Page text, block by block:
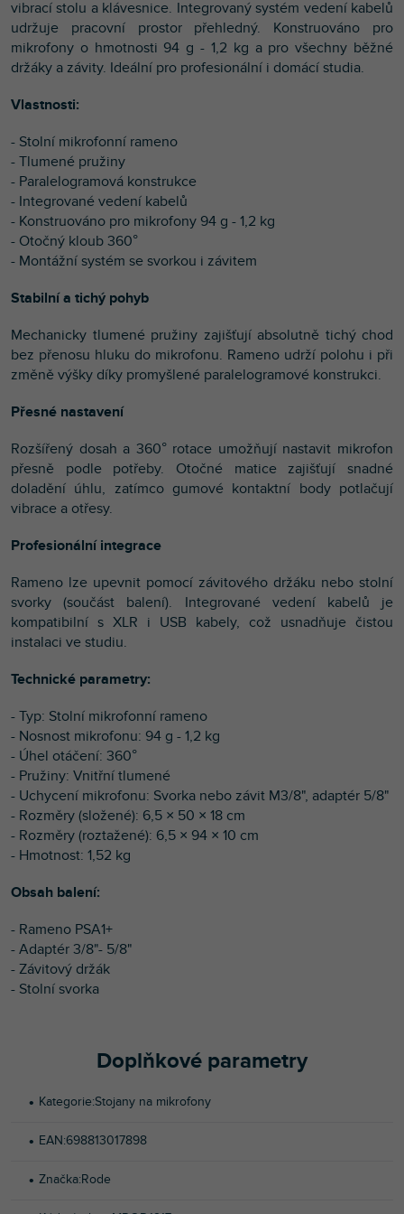
vibrací stolu a klávesnice. Integrovaný systém vedení kabelů
udržuje pracovní prostor přehledný. Konstruováno pro
mikrofony o hmotnosti 94 g - 1,2 kg a pro všechny běžné
držáky a závity. Ideální pro profesionální i domácí studia.
Vlastnosti:
- Stolní mikrofonní rameno
- Tlumené pružiny
- Paralelogramová konstrukce
- Integrované vedení kabelů
- Konstruováno pro mikrofony 94 g - 1,2 kg
- Otočný kloub 360°
- Montážní systém se svorkou i závitem
Stabilní a tichý pohyb
Mechanicky tlumené pružiny zajišťují absolutně tichý chod
bez přenosu hluku do mikrofonu. Rameno udrží polohu i při
změně výšky díky promyšlené paralelogramové konstrukci.
Přesné nastavení
Rozšířený dosah a 360° rotace umožňují nastavit mikrofon
přesně podle potřeby. Otočné matice zajišťují snadné
doladění úhlu, zatímco gumové kontaktní body potlačují
vibrace a otřesy.
Profesionální integrace
Rameno lze upevnit pomocí závitového držáku nebo stolní
svorky (součást balení). Integrované vedení kabelů je
kompatibilní s XLR i USB kabely, což usnadňuje čistou
instalaci ve studiu.
Technické parametry:
- Typ: Stolní mikrofonní rameno
- Nosnost mikrofonu: 94 g - 1,2 kg
- Úhel otáčení: 360°
- Pružiny: Vnitřní tlumené
- Uchycení mikrofonu: Svorka nebo závit M3/8", adaptér 5/8"
- Rozměry (složené): 6,5 × 50 × 18 cm
- Rozměry (roztažené): 6,5 × 94 × 10 cm
- Hmotnost: 1,52 kg
Obsah balení:
- Rameno PSA1+
- Adaptér 3/8"- 5/8"
- Závitový držák
- Stolní svorka
Doplňkové parametry
Kategorie:Stojany na mikrofony
EAN:698813017898
Značka:Rode